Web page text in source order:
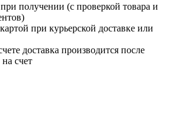
получении (с проверкой товара и
при курьерской доставке или
доставка производится после
счет